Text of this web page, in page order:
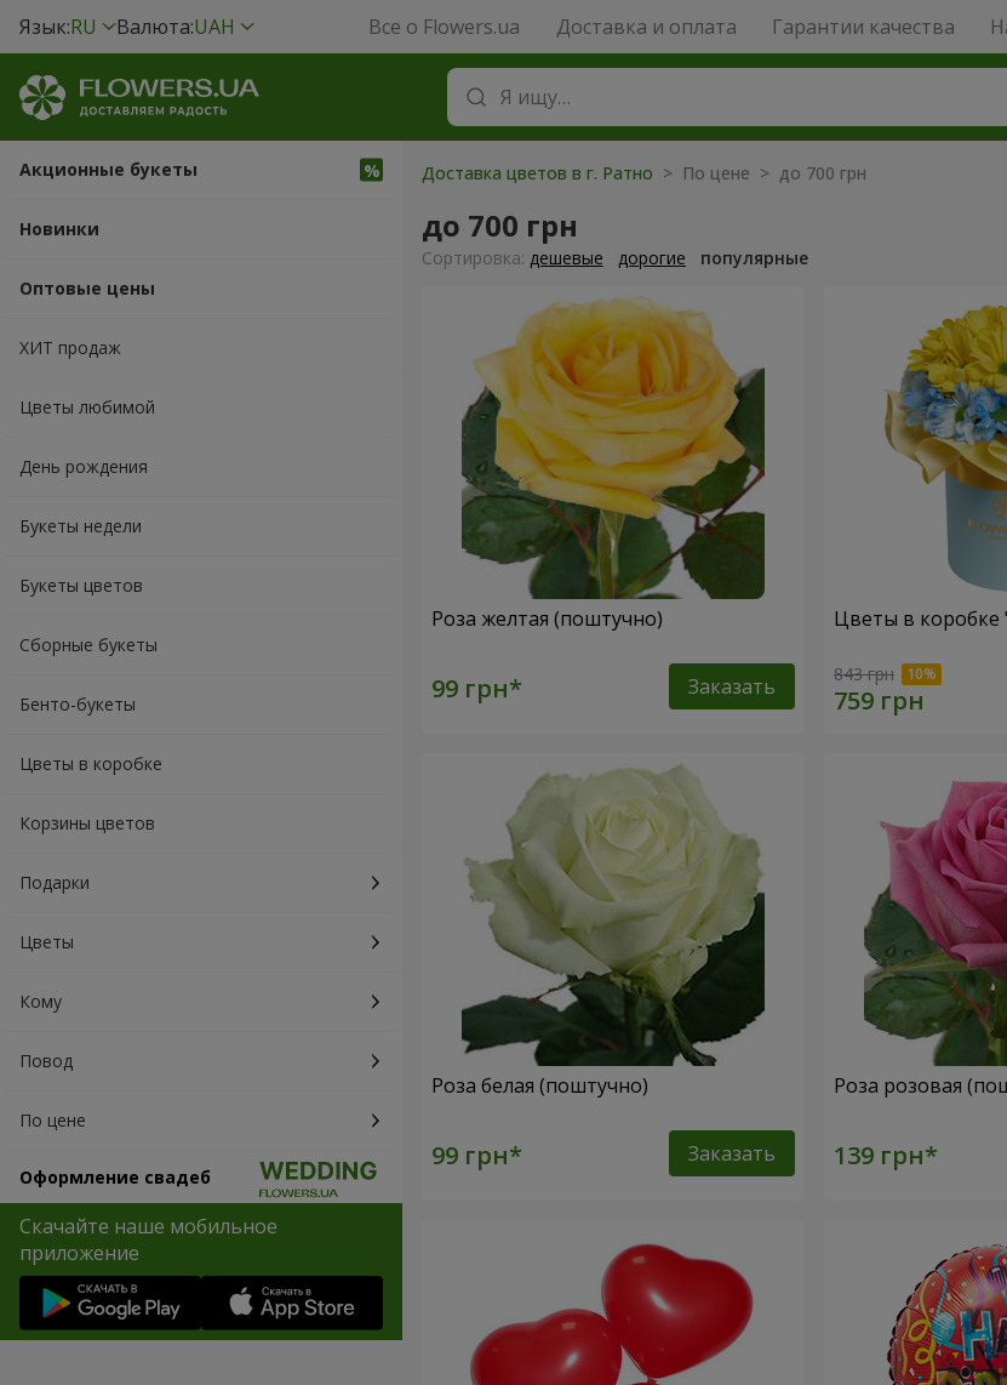
Язык:RU Валюта:UAH Все о Flowers.ua Доставка и оплата Гарантии качества
Акционные букеты
Новинки
Оптовые цены
ХИТ продаж
Цветы любимой
День рождения
Букеты недели
Букеты цветов
Сборные букеты
Бенто-букеты
Цветы в коробке
Корзины цветов
Подарки
Цветы
Кому
Повод
По цене
Оформление свадеб
Скачайте наше мобильное
приложение
Доставка цветов в г. Ратно > По цене > до 700 грн
до 700 грн
Cортировка: дешевые дорогие популярные
Роза желтая (поштучно)
Заказать
Цветы в коробке
843 грн
Роза белая (поштучно)
Заказать
Роза розовая